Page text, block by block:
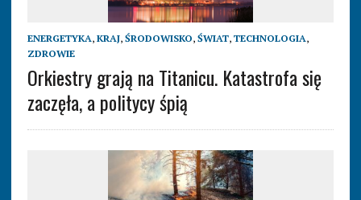
ENERGETYKA, KRAJ, ŚRODOWISKO, ŚWIAT, TECHNOLOGIA,
ZDROWIE
Orkiestry grają na Titanicu. Katastrofa się
zaczęła, a politycy śpią